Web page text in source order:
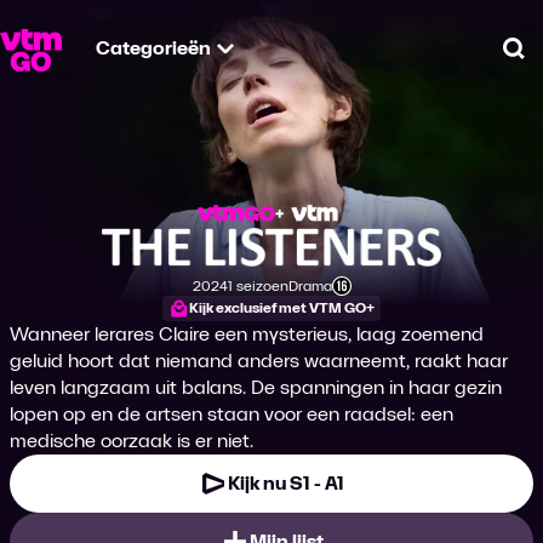
Categorieën
The Listeners
Productiejaar
20241 seizoen
Genre
Drama
Leeftijdsclassificatie
Kijk exclusief met VTM GO+
Wanneer lerares Claire een mysterieus, laag zoemend
geluid hoort dat niemand anders waarneemt, raakt haar
leven langzaam uit balans. De spanningen in haar gezin
lopen op en de artsen staan voor een raadsel: een
medische oorzaak is er niet.
Kijk nu S1 - A1